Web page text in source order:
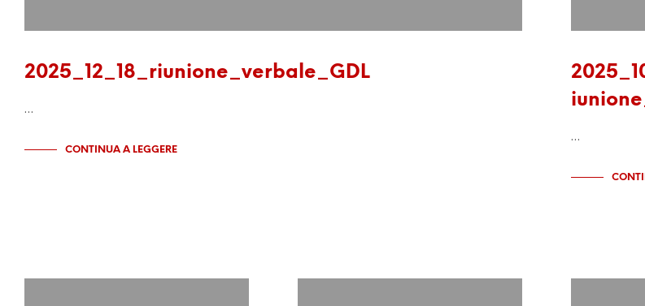
2025_12_18_riunione_verbale_GDL
…
CONTINUA A LEGGERE
…